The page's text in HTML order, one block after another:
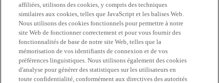
affiliées, utilisons des cookies, y compris des techniques
similaires aux cookies, telles que JavaScript et les balises Web.
Nous utilisons des cookies fonctionnels pour permettre à notre
site Web de fonctionner correctement et pour vous fournir des
fonctionnalités de base de notre site Web, telles que la
mémorisation de vos identifiants de connexion et de vos
préférences linguistiques. Nous utilisons également des cookies
d'analyse pour générer des statistiques sur les utilisateurs en
toute confidentialité, conformément aux directives des autorités